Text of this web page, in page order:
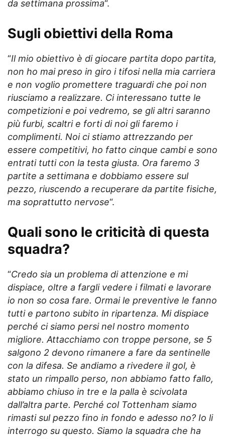
da settimana prossima“.
Sugli obiettivi della Roma
“Il mio obiettivo è di giocare partita dopo partita,
non ho mai preso in giro i tifosi nella mia carriera
e non voglio promettere traguardi che poi non
riusciamo a realizzare. Ci interessano tutte le
competizioni e poi vedremo, se gli altri saranno
più furbi, scaltri e forti di noi gli faremo i
complimenti. Noi ci stiamo attrezzando per
essere competitivi, ho fatto cinque cambi e sono
entrati tutti con la testa giusta. Ora faremo 3
partite a settimana e dobbiamo essere sul
pezzo, riuscendo a recuperare da partite fisiche,
ma soprattutto nervose“.
Quali sono le criticità di questa
squadra?
“Credo sia un problema di attenzione e mi
dispiace, oltre a fargli vedere i filmati e lavorare
io non so cosa fare. Ormai le preventive le fanno
tutti e partono subito in ripartenza. Mi dispiace
perché ci siamo persi nel nostro momento
migliore. Attacchiamo con troppe persone, se 5
salgono 2 devono rimanere a fare da sentinelle
con la difesa. Se andiamo a rivedere il gol, è
stato un rimpallo perso, non abbiamo fatto fallo,
abbiamo chiuso in tre e la palla è scivolata
dall’altra parte. Perché col Tottenham siamo
rimasti sul pezzo fino in fondo e adesso no? Io li
interrogo su questo. Siamo la squadra che ha